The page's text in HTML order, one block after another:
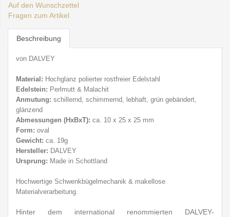
Auf den Wunschzettel
Fragen zum Artikel
Beschreibung
von DALVEY
Material: Hochglanz polierter rostfreier Edelstahl
Edelstein: Perlmutt & Malachit
Anmutung: schillernd, schimmernd, lebhaft, grün gebändert,
glänzend
Abmessungen (HxBxT): ca. 10 x 25 x 25 mm
Form: oval
Gewicht: ca. 19g
Hersteller: DALVEY
Ursprung: Made in Schottland
Hochwertige Schwenkbügelmechanik & makellose
Materialverarbeitung.
Hinter dem international renommierten DALVEY-